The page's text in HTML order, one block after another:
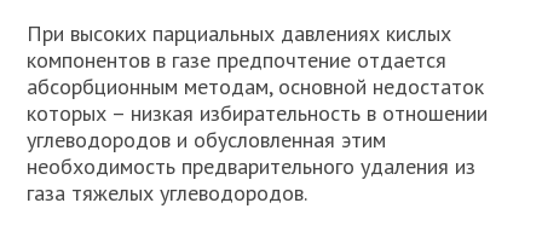
При высоких парциальных давлениях кислых
компонентов в газе предпочтение отдается
абсорбционным методам, основной недостаток
которых – низкая избирательность в отношении
углеводородов и обусловленная этим
необходимость предвари­тельного удаления из
газа тяжелых углеводородов.